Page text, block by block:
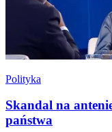
Polityka
Skandal na
państwa